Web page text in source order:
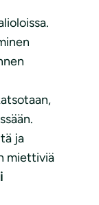
ja
miettiviä